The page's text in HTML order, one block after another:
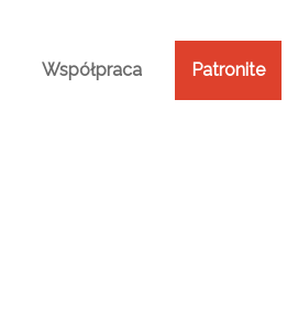
Współpraca Patronite